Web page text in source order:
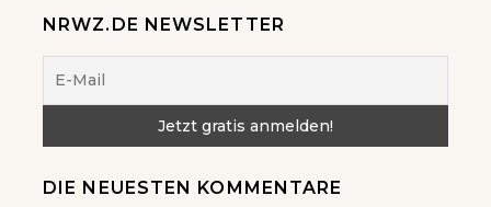
NRWZ.DE NEWSLETTER
DIE NEUESTEN KOMMENTARE